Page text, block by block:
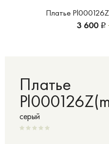
Платье
3 600 Р
Платье
серый